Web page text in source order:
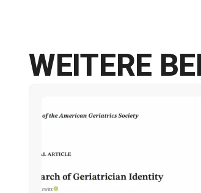
WEITERE